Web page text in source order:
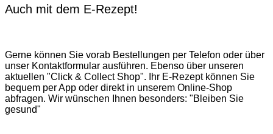
Auch mit dem E-Rezept!
Gerne können Sie vorab Bestellungen per Telefon oder über
unser Kontaktformular ausführen. Ebenso über unseren
aktuellen "Click & Collect Shop". Ihr E-Rezept können Sie
bequem per App oder direkt in unserem Online-Shop
abfragen. Wir wünschen Ihnen besonders: "Bleiben Sie
gesund"